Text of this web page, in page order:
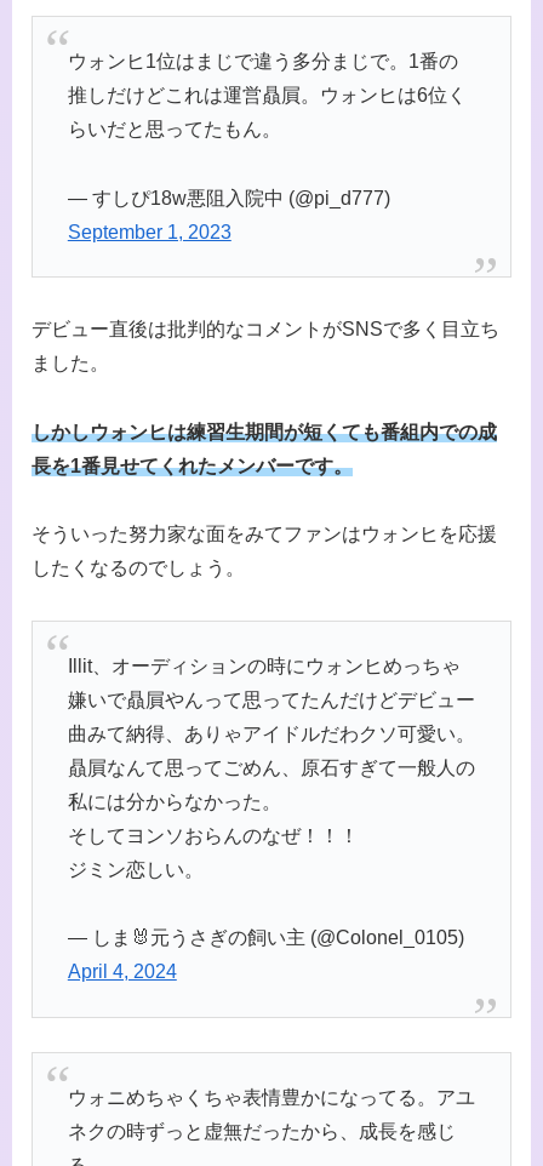
ウォンヒ1位はまじで違う多分まじで。1番の
推しだけどこれは運営贔屓。ウォンヒは6位く
らいだと思ってたもん。
— すしぴ18w悪阻入院中 (@pi_d777)
September 1, 2023
デビュー直後は批判的なコメントがSNSで多く目立ち
ました。
しかしウォンヒは練習生期間が短くても番組内での成
長を1番見せてくれたメンバーです。
そういった努力家な面をみてファンはウォンヒを応援
したくなるのでしょう。
Illit、オーディションの時にウォンヒめっちゃ
嫌いで贔屓やんって思ってたんだけどデビュー
曲みて納得、ありゃアイドルだわクソ可愛い。
贔屓なんて思ってごめん、原石すぎて一般人の
私には分からなかった。
そしてヨンソおらんのなぜ！！！
ジミン恋しい。
— しま🐰元うさぎの飼い主 (@Colonel_0105)
April 4, 2024
ウォニめちゃくちゃ表情豊かになってる。アユ
ネクの時ずっと虚無だったから、成長を感じ